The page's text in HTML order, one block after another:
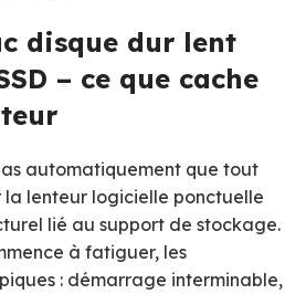
disque dur lent
– ce que cache
automatiquement que tout
lenteur logicielle ponctuelle
lié au support de stockage.
à fatiguer, les
: démarrage interminable,